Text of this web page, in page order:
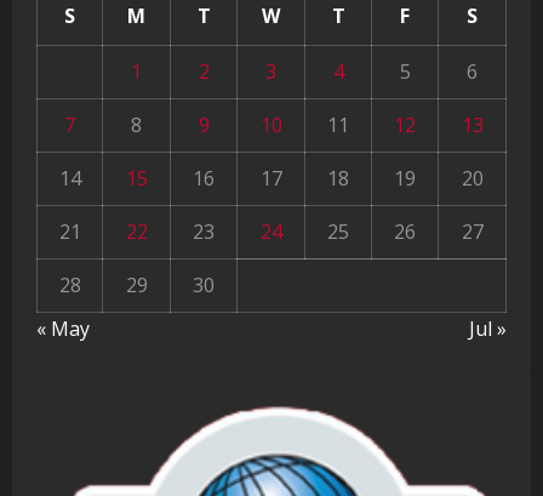
S M T W T F S
1 2 3 4 5
6
7
8 9 10 11 12
13
14
15 16 17 18 19
20
21
22 23 24 25 26
27
28
29
30
« May
Jul »